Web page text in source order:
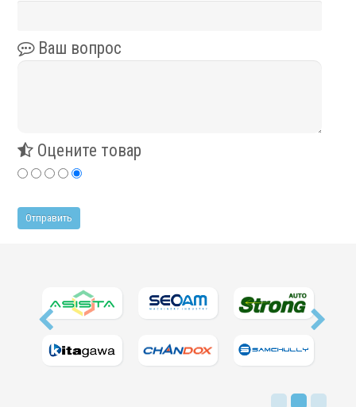
Ротационные соединения для воздуха
Ротационные соединения для масла
Сервисное обслуживание станков
Диагностика неисправностей станков
Выполненные проекты
Заявка
Ваш вопрос
Оцените товар